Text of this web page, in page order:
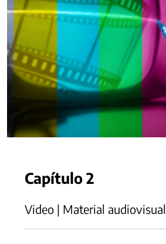
Capítulo 2
Video | Material audiovisual